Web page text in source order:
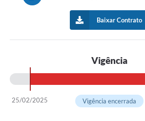
Telefones Úteis
Ouvidoria
Baixar Contrato
Vigência
25/02/2025 Vigência encerrada